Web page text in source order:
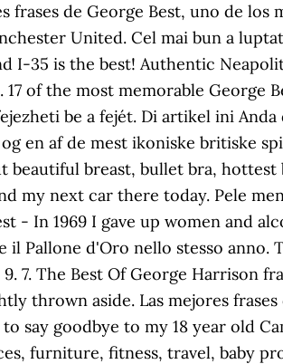
frases de George Best, uno de
United. Cel mai bun a
I-35 is the best! Authentic
of the most memorable George
be a fejét. Di artikel ini
en af de mest ikoniske britiske
beautiful breast, bullet bra,
my next car there today. Pele
- In 1969 I gave up women and
il Pallone d'Oro nello stesso
7. The Best Of George Harrison
thrown aside. Las mejores
to say goodbye to my 18 year old
furniture, fitness, travel, baby